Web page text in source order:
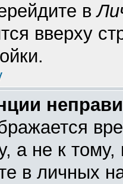
в
вверху
а не к
в личных